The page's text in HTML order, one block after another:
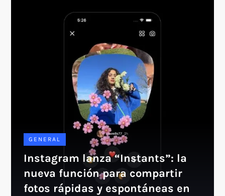
GENERAL
Instagram lanza “Instants”: la
nueva función para compartir
fotos rápidas y espontáneas en